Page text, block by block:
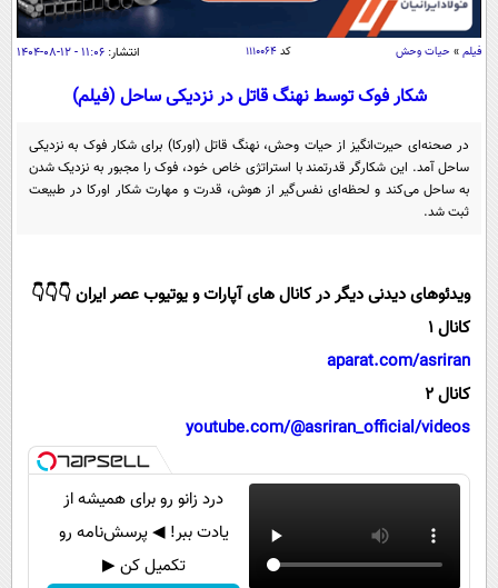
سیاسی
اقتصاد
جامعه
حوادث
سلامت
محیط زیست
بین الملل
سیاست خارجی
فرهنگ و هنر
گوناگون
مجله تصویری سلاح
ورزش
خواندنی ها و دیدنی ها
روانشناسی
آموزش زبان
فیلم » حیات وحش کد ۱۱۱۰۰۶۴ انتشار: ۱۱:۰۶ - ۱۲-۰۸-۱۴۰۴
شکار فوک توسط نهنگ قاتل در نزدیکی ساحل (فیلم)
در صحنه‌ای حیرت‌انگیز از حیات وحش، نهنگ قاتل (اورکا) برای شکار فوک به نزدیکی
ساحل آمد. این شکارگر قدرتمند با استراتژی خاص خود، فوک را مجبور به نزدیک شدن
به ساحل می‌کند و لحظه‌ای نفس‌گیر از هوش، قدرت و مهارت شکار اورکا در طبیعت
ثبت شد.
ویدئوهای دیدنی دیگر در کانال های آپارات و یوتیوب عصر ایران 👇👇👇
کانال 1
aparat.com/asriran
کانال 2
youtube.com/@asriran_official/videos
درد زانو رو برای همیشه از
یادت ببر! ◀ پرسش‌نامه رو
تکمیل کن ▶